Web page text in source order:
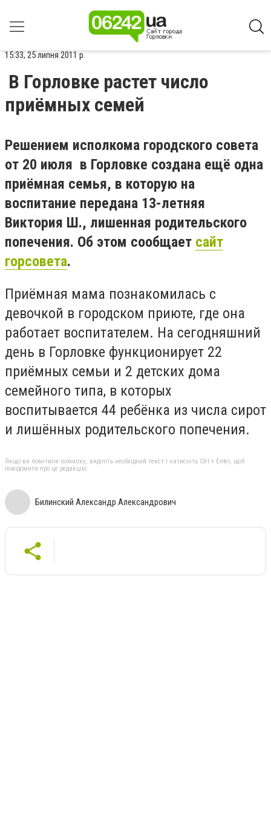
15:33, 25 липня 2011 р.
В Горловке растет число
приёмных семей
Решением исполкома городского совета
от 20 июля в Горловке создана ещё одна
приёмная семья, в которую на
воспитание передана 13-летняя
Виктория Ш., лишенная родительского
попечения. Об этом сообщает сайт
горсовета.
Приёмная мама познакомилась с
девочкой в городском приюте, где она
работает воспитателем. На сегодняшний
день в Горловке функционирует 22
приёмных семьи и 2 детских дома
семейного типа, в которых
воспитывается 44 ребёнка из числа сирот
и лишённых родительского попечения.
Якщо ви помітили помилку, виділіть необхідний текст і натисніть Ctrl + Enter, щоб
повідомити про це редакцію
Билинский Александр Александрович